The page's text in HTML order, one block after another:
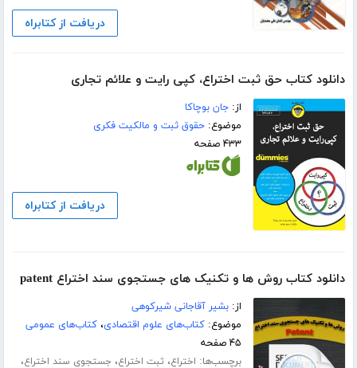
دریافت از کتابراه
دانلود کتاب حق ثبت اختراع، کپی رایت و علائم تجاری
از:جان بوچاکا
موضوع:حقوق ثبت و مالکیت فکری
۴۳۳ صفحه
دریافت از کتابراه
دانلود کتاب روش ها و تکنیک های جستجوی سند اختراع patent
از:بشیر آقاجانی شیرکوهی
موضوع:کتاب‌های علوم اقتصادی،کتاب‌های عمومی
۴۵ صفحه
برچسب‌ها: اختراع، ثبت اختراع، جستجوی سند اختراع،